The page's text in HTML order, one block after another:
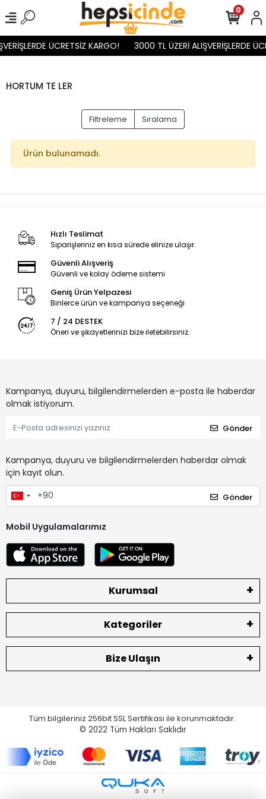
ÜCRETSİZ KARGO! 3000 TL ÜZERİ ALIŞVERİŞLERDE
0
HORTUM TE LER
Filtreleme Sıralama
Ürün bulunamadı.
Hızlı Teslimat
Siparişleriniz en kısa sürede elinize ulaşır.
Güvenli Alışveriş
Güvenli ve kolay ödeme sistemi
Geniş Ürün Yelpazesi
Binlerce ürün ve kampanya seçeneği
7 / 24 DESTEK
Öneri ve şikayetlerinizi bize iletebilirsiniz.
Kampanya, duyuru, bilgilendirmelerden e-posta ile haberdar
olmak istiyorum.
Gönder
Kampanya, duyuru ve bilgilendirmelerden haberdar olmak
için kayıt olun.
Gönder
Mobil Uygulamalarımız
Kurumsal
Kategoriler
Bize Ulaşın
Tüm bilgileriniz 256bit SSL Sertifikası ile korunmaktadır.
© 2022 Tüm Hakları Saklıdır